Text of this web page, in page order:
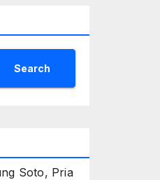
Search
Soto, Pria